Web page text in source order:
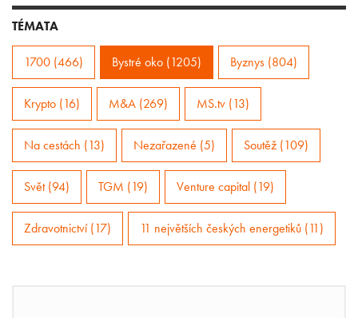
TÉMATA
1700 (466) Bystré oko (1205) Byznys (804)
Krypto (16) M&A (269) MS.tv (13)
Na cestách (13) Nezařazené (5) Soutěž (109)
Svět (94) TGM (19) Venture capital (19)
Zdravotnictví (17) 11 největších českých energetiků (11)